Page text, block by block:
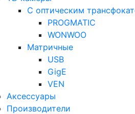
С оптическим
PROGMATIC
WONWOO
Матричные
USB
GigE
VEN
Аксессуары
Производители